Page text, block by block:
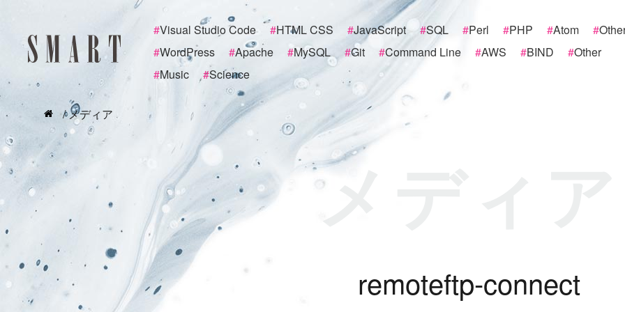
#Visual Studio Code #HTML CSS #JavaScript #SQL #Perl #PHP #Atom #
#WordPress #Apache #MySQL #Git #Command Line #AWS #BIND #Other
#Music #Science
/ メディア
メディア
remoteftp-connect